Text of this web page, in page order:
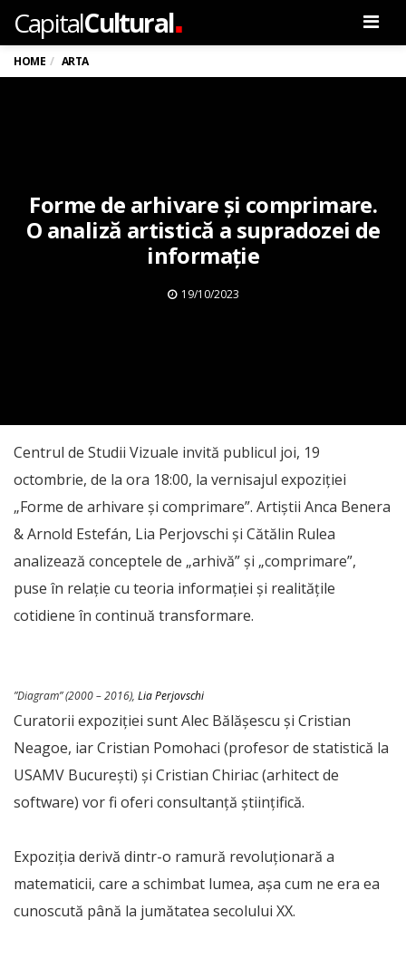
CapitalCultural
HOME ARTA
Forme de arhivare și comprimare.
O analiză artistică a supradozei de
informație
19/10/2023
Centrul de Studii Vizuale invită publicul joi, 19
octombrie, de la ora 18:00, la vernisajul expoziției
„Forme de arhivare și comprimare”. Artiștii Anca Benera
& Arnold Estefán, Lia Perjovschi și Cătălin Rulea
analizează conceptele de „arhivă” și „comprimare”,
puse în relație cu teoria informației și realitățile
cotidiene în continuă transformare.
”Diagram” (2000 – 2016), Lia Perjovschi
Curatorii expoziției sunt Alec Bălășescu și Cristian
Neagoe, iar Cristian Pomohaci (profesor de statistică la
USAMV București) și Cristian Chiriac (arhitect de
software) vor fi oferi consultanță științifică.
Expoziția derivă dintr-o ramură revoluționară a
matematicii, care a schimbat lumea, așa cum ne era ea
cunoscută până la jumătatea secolului XX.